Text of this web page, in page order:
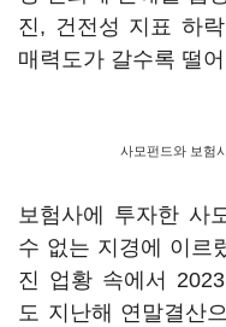
진, 건전성 지표 하
매력도가 갈수록 떨
사모펀드와 보험
보험사에 투자한 사
수 없는 지경에 이르
진 업황 속에서
도 지난해 연말결산